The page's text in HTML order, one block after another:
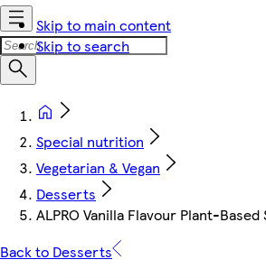
Skip to main content
Skip to search
Special nutrition
Vegetarian & Vegan
Desserts
ALPRO Vanilla Flavour Plant-Based
Back to Desserts